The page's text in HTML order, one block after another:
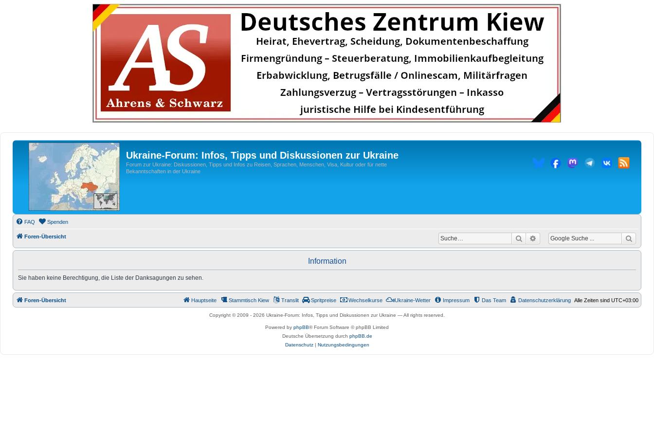
Ukraine-Forum: Infos, Tipps und Diskussionen zur Ukraine
Forum zur Ukraine: Diskussionen, Tipps und Infos zu Reisen, Sprachen, Menschen, Visa, Kultur oder für nette
Bekanntschaften in der Ukraine
FAQ Spenden
Foren-Übersicht Suche Erweiterte Suche
Information
Sie haben keine Berechtigung, die Liste der Danksagungen zu sehen.
Foren-Übersicht Alle Zeiten sind UTC+03:00
Datenschutzerklärung
Das Team
Impressum
Ukraine-Wetter
Wechselkurse
Spritpreise
Translit
Stammtisch Kiew
Hauptseite
Copyright © 2009 - 2026 Ukraine-Forum: Infos, Tipps und Diskussionen zur Ukraine — All rights reserved.
Powered by phpBB® Forum Software © phpBB Limited
Deutsche Übersetzung durch phpBB.de
Datenschutz| Nutzungsbedingungen